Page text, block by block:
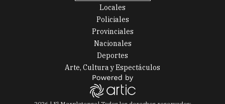
Locales
Policiales
Provinciales
Nacionales
Deportes
Arte, Cultura y Espectáculos